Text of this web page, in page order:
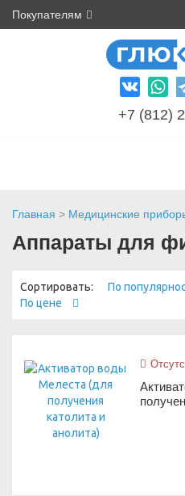
Покупателям
+7 (812)
Главная > Медицинские
Аппараты для
Сортировать: По
По цене